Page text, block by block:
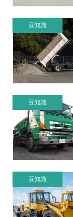
豆知識
豆知識
豆知識